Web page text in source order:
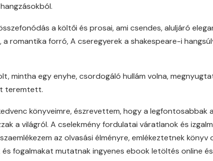
a költői és prosai, ami csendes, aluljáró
romantika forró, A cseregyerek a shakespeare-i
mintha egy enyhe, csordogáló hullám volna,
teremtett.
könyveimre, észrevettem, hogy a
a világról. A cselekmény fordulatai váratlanok és
az olvasási élményre, emlékeztetnek
fogalmakat mutatnak ingyenes ebook letöltés online